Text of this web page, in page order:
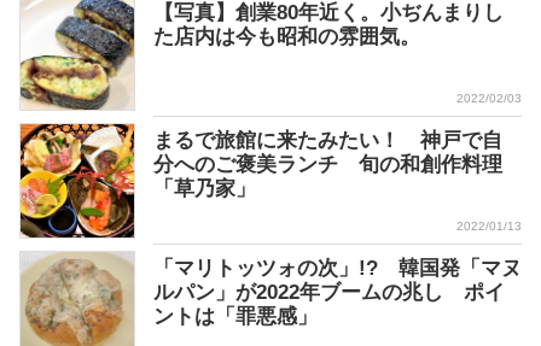
【写真】創業80年近く。小ぢんまりし
た店内は今も昭和の雰囲気。
2022/02/03
まるで旅館に来たみたい！ 神戸で自
分へのご褒美ランチ 旬の和創作料理
「草乃家」
2022/01/13
「マリトッツォの次」!? 韓国発「マヌ
ルパン」が2022年ブームの兆し ポイ
ントは「罪悪感」